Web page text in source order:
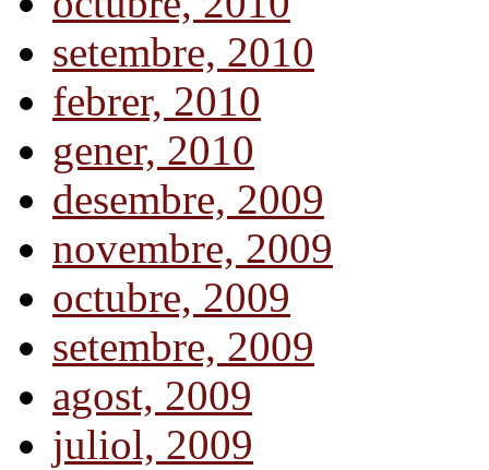
setembre, 2010
febrer, 2010
gener, 2010
desembre, 2009
novembre, 2009
octubre, 2009
setembre, 2009
agost, 2009
juliol, 2009